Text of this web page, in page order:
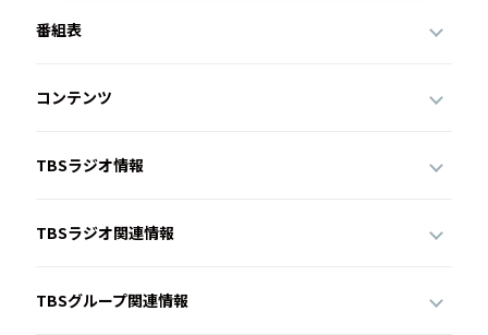
番組表
コンテンツ
TBSラジオ情報
TBSラジオ関連情報
TBSグループ関連情報